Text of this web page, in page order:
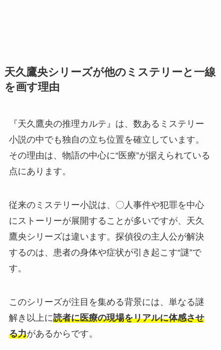
天久鷹央シリーズが他のミステリーと一線
を画す理由
『天久鷹央の推理カルテ』は、数あるミステリー
小説の中でも独自の立ち位置を確立しています。
その理由は、物語の中心に“医療”が据えられている
点にあります。
従来のミステリー小説は、〇人事件や犯罪を中心
にストーリーが展開することが多いですが、天久
鷹央シリーズは違います。探偵役の主人公が解決
するのは、患者の身体や症状が引き起こす“謎”で
す。
このシリーズが注目を集める背景には、単なる謎
解き以上に読者に医療の現場をリアルに体感させ
る力があるからです。